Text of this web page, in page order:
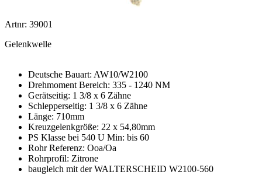
Artnr: 39001
Gelenkwelle
Deutsche Bauart: AW10/W2100
Drehmoment Bereich: 335 - 1240 NM
Gerätseitig: 1 3/8 x 6 Zähne
Schlepperseitig: 1 3/8 x 6 Zähne
Länge: 710mm
Kreuzgelenkgröße: 22 x 54,80mm
PS Klasse bei 540 U Min: bis 60
Rohr Referenz: Ooa/Oa
Rohrprofil: Zitrone
baugleich mit der WALTERSCHEID W2100-560